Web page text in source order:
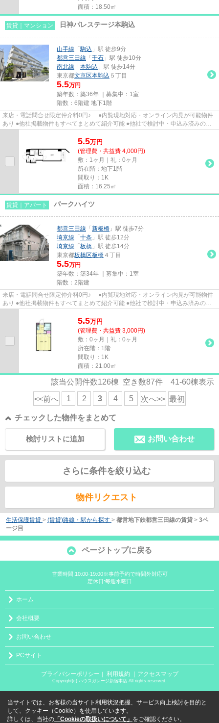
面積：18.50㎡
賃貸｜マンション 日神パレステージ本駒込
山手線 「駒込 」駅 徒歩9分
都営三田線 「 千石 」駅 徒歩10分
南北線 「 本駒込 」駅 徒歩14分
東京都文京区本駒込 ５丁目
5.5万円
築年数：築36年 ｜募集中： 1室
階数：6階建 地下1階
来店・電話問合せ限定仲介料0円♪ ●内覧現地対応・オンライン内見が可能物件
あり ●他社掲載物件もすべてまとめて紹介可能 ●他社で検討中・申込み済みのお
5.5万円
(管理費・共益費 4,000円)
敷：1ヶ月｜礼：0ヶ月
所在階：地下1階
間取り：1K
面積：16.25㎡
賃貸｜アパート パークハイツ
都営三田線 「 新板橋 」駅 徒歩7分
埼京線 「 十条 」駅 徒歩12分
埼京線 「 板橋 」駅 徒歩14分
東京都板橋区板橋 ４丁目
5.5万円
築年数：築34年 ｜募集中： 1室
階数：2階建
来店・電話問合せ限定仲介料0円♪ ●内覧現地対応・オンライン内見が可能物件
あり ●他社掲載物件もすべてまとめて紹介可能 ●他社で検討中・申込み済みのお
5.5万円
(管理費・共益費 3,000円)
敷：0ヶ月｜礼：0ヶ月
所在階：1階
間取り：1K
面積：21.00㎡
該当公開件数126棟 空き数87件 41-60棟表示
<<前へ 1 2 3 4 5 次へ>> 最初
チェックした物件をまとめて
お問い合わせ
検討リストに追加
さらに条件を絞り込む
物件リクエスト
生活保護賃貸 > (賃貸)路線・駅から探す > 都営地下鉄都営三田線の賃貸 > 3ペ
ージ目
ページトップに戻る
営業時間:10:00-19:00※事前予約で時間外対応可
定休日:毎週水曜日
ホーム
会社概要
お問い合わせ
PCサイト
プライバシーポリシー ｜ 利用規約 ｜アクセスマップ
Copyright(c) ハウスガレージ新宿本店 All rights reserved.
当サイトでは、お客様の当サイト利用状況把握、サービス向上検討を目的と
して、クッキー（Cookie）を使用しています。
詳しくは、当社の 「Cookieの取扱いについて」 をご確認ください。